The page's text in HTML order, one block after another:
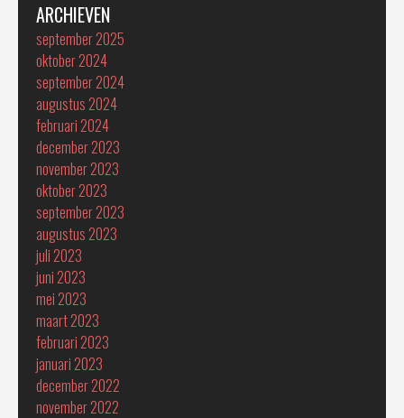
ARCHIEVEN
september 2025
oktober 2024
september 2024
augustus 2024
februari 2024
december 2023
november 2023
oktober 2023
september 2023
augustus 2023
juli 2023
juni 2023
mei 2023
maart 2023
februari 2023
januari 2023
december 2022
november 2022